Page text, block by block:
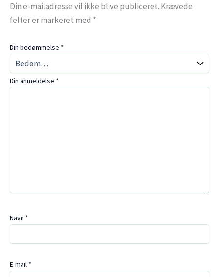
Din e-mailadresse vil ikke blive publiceret. Krævede
felter er markeret med *
Din bedømmelse *
Din anmeldelse *
Navn *
E-mail *